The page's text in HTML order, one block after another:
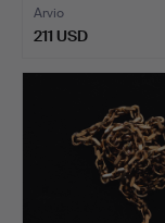
Arvio
211 USD